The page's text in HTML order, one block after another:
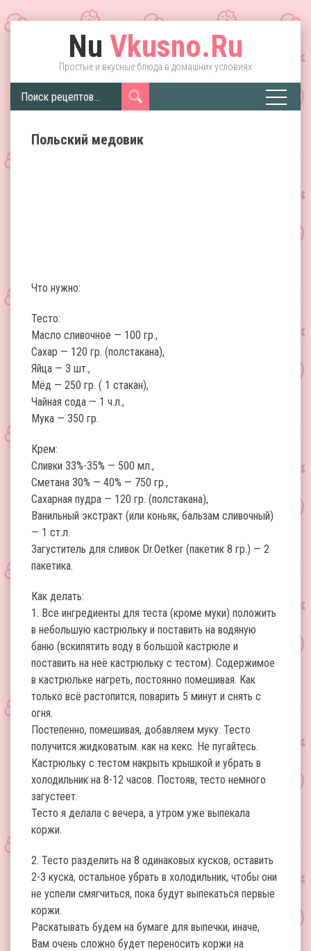
Nu Vkusno.Ru
Простые и вкусные блюда в домашних условиях
Польский медовик
Что нужно:
Тесто:
Масло сливочное — 100 гр.,
Сахар — 120 гр. (полстакана),
Яйца — 3 шт.,
Мёд — 250 гр. ( 1 стакан),
Чайная сода — 1 ч.л.,
Мука — 350 гр.
Крем:
Сливки 33%-35% — 500 мл.,
Сметана 30% — 40% — 750 гр.,
Сахарная пудра — 120 гр. (полстакана),
Ванильный экстракт (или коньяк, бальзам сливочный)
— 1 ст.л.
Загуститель для сливок Dr.Oetker (пакетик 8 гр.) — 2
пакетика.
Как делать:
1. Все ингредиенты для теста (кроме муки) положить
в небольшую кастрюльку и поставить на водяную
баню (вскипятить воду в большой кастрюле и
поставить на неё кастрюльку с тестом). Содержимое
в кастрюльке нагреть, постоянно помешивая. Как
только всё растопится, поварить 5 минут и снять с
огня.
Постепенно, помешивая, добавляем муку. Тесто
получится жидковатым. как на кекс. Не пугайтесь.
Кастрюльку с тестом накрыть крышкой и убрать в
холодильник на 8-12 часов. Постояв, тесто немного
загустеет.
Тесто я делала с вечера, а утром уже выпекала
коржи.
2. Тесто разделить на 8 одинаковых кусков, оставить
2-3 куска, остальное убрать в холодильник, чтобы они
не успели смягчиться, пока будут выпекаться первые
коржи.
Раскатывать будем на бумаге для выпечки, иначе,
Вам очень сложно будет переносить коржи на